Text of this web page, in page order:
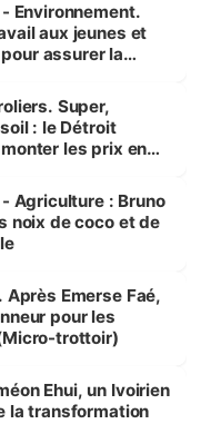
- Environnement.
aux jeunes et
assurer la
Super,
: le Détroit
les prix en
- Agriculture : Bruno
noix de coco et de
Après Emerse Faé,
pour les
trottoir)
Ehui, un Ivoirien
la transformation